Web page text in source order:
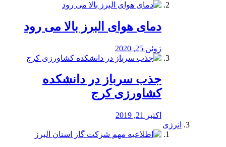
دمای هوای البرز بالا می رود
ژوئن 25, 2020
جذب سرباز در دانشکده
کشاورزی کرج
اکتبر 21, 2019
انرژی